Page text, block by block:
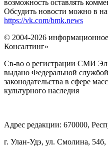
возможность оставлять
Обсудить новости можно в
https://vk.com/bmk.news
© 2004-2026
Консалтинг»
Св-во о регистрации СМИ
выдано Федеральной
законодательства в сфере
культурного наследия
Адрес редакции: 670000,
г. Улан-Удэ, ул. Смолина,